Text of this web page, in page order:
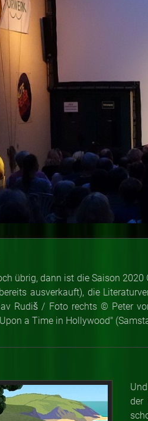
übrig, dann ist die Saison 2020
ausverkauft), die
Rudiš / Foto rechts © Peter
a Time in Hollywood"
der